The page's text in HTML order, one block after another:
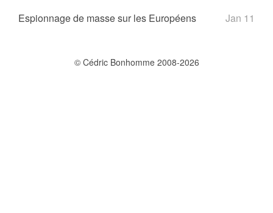
Espionnage de masse sur les Européens Jan 11
© Cédric Bonhomme 2008-2026